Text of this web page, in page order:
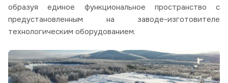
образуя единое функциональное пространство с
предустановленным на заводе-изготовителе
технологическим оборудованием.